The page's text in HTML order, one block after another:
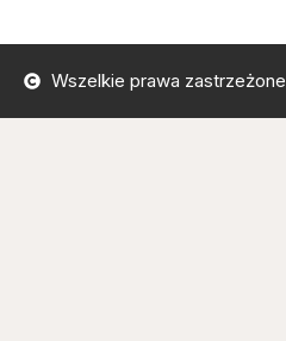
Wszelkie prawa zastrzeżone